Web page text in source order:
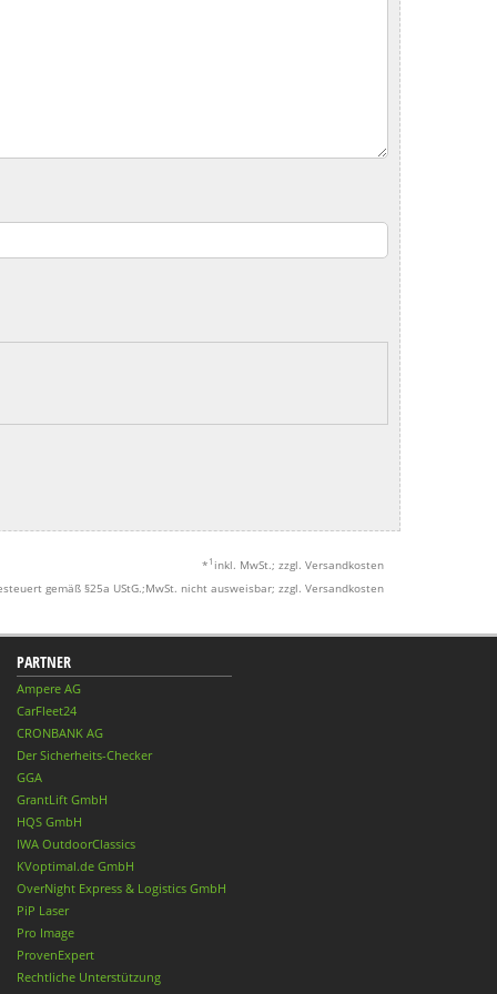
* 1 inkl. MwSt.; zzgl. Versandkosten
gemäß §25a UStG.;MwSt. nicht ausweisbar; zzgl. Versandkosten
PARTNER
Ampere AG
CarFleet24
CRONBANK AG
Der Sicherheits-Checker
GGA
GrantLift GmbH
HQS GmbH
IWA OutdoorClassics
KVoptimal.de GmbH
OverNight Express & Logistics GmbH
PiP Laser
Pro Image
ProvenExpert
Rechtliche Unterstützung